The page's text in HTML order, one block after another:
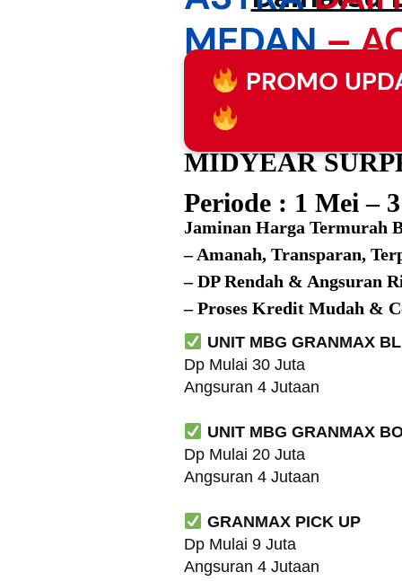
MEDAN –
PROMO
MIDYEAR
Periode : 1 Mei –
Jaminan Harga Termurah
– Amanah, Transparan,
–DP Rendah & Angsuran
– Proses Kredit Mudah &
UNIT MBG GRANMAX
Dp Mulai 30 Juta
Angsuran 4 Jutaan
UNIT MBG GRANMAX
Dp Mulai 20 Juta
Angsuran 4 Jutaan
GRANMAX PICK UP
Dp Mulai 9 Juta
Angsuran 4 Jutaan